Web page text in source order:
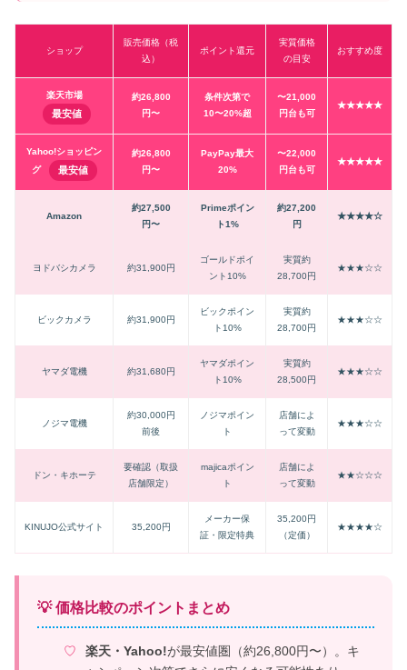
ショップ
販売価格（税
込）
ポイント還元
実質価格
の目安
おすすめ度
楽天市場
最安値
約26,800
円〜
条件次第で
10〜20%超
〜21,000
円台も可
★★★★★
Yahoo!ショッピン
グ
最安値
約26,800
円〜
PayPay最大
20%
〜22,000
円台も可
★★★★★
Amazon
約27,500
円〜
Primeポイン
ト1%
約27,200
円
★★★★☆
ヨドバシカメラ 約31,900円
ゴールドポイ
ント10%
実質約
28,700円
★★★☆☆
ビックカメラ 約31,900円
ビックポイン
ト10%
実質約
28,700円
★★★☆☆
ヤマダ電機 約31,680円
ヤマダポイン
ト10%
実質約
28,500円
★★★☆☆
ノジマ電機
約30,000円
前後
ノジマポイン
ト
店舗によ
って変動
★★★☆☆
ドン・キホーテ
要確認（取扱
店舗限定）
majicaポイン
ト
店舗によ
って変動
★★☆☆☆
KINUJO公式サイト 35,200円
メーカー保
証・限定特典
35,200円
（定価）
★★★★☆
💡 価格比較のポイントまとめ
楽天・Yahoo!が最安値圏（約26,800円〜）。キ